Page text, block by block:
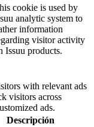
cookie is used by
analytic system to
information
visitor activity
Issuu products.
with relevant ads
visitors across
ads.
Descripción